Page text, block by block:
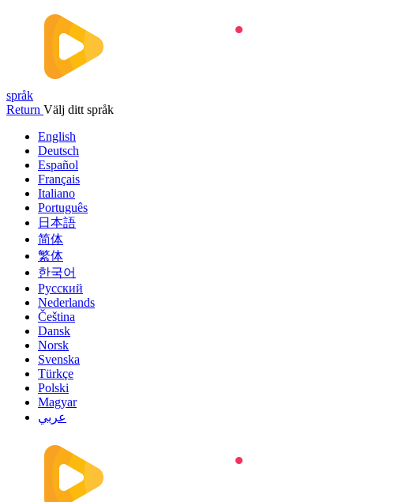
språk
Return Välj ditt språk
English
Deutsch
Español
Français
Italiano
Português
日本語
简体
繁体
한국어
Русский
Nederlands
Čeština
Dansk
Norsk
Svenska
Türkçe
Polski
Magyar
عربي